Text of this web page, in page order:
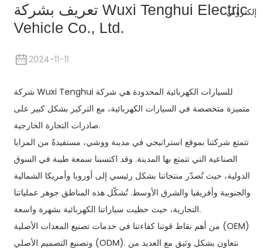
تعريف بشركة Wuxi Tenghui Electric
Vehicle Co., Ltd.
2024-11-11
شركة Wuxi Tenghui للسيارات الكهربائية المحدودة هي شركة
متميزة متخصصة في السيارات الكهربائية، مع التركيز بشكل كبير على
صادرات التجارة الخارجية.
تتمتع شركتنا بموقع استراتيجي في مدينة ووشي، مستفيدةً من المزايا
الصناعية التي تتمتع بها المدينة. وقد اكتسبنا سمعة طيبة في السوق
الدولية، حيث تُصدّر منتجاتنا بشكل رئيسي إلى أوروبا وأمريكا الشمالية
والجنوبية وأفريقيا والشرق الأوسط. تُشكّل هذه المناطق جوهر عملياتنا
التجارية، حيث حظيت سياراتنا الكهربائية بشهرة واسعة.
من أهم نقاط قوتنا كفاءتنا في خدمات تصنيع المعدات الأصلية (OEM)
وتصنيع التصميم الأصلي (ODM). نتعاون بشكل وثيق مع العديد من